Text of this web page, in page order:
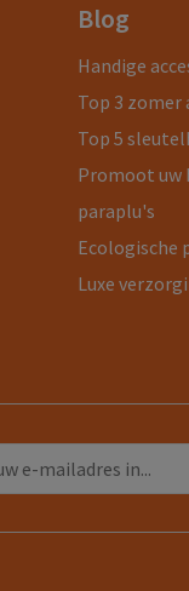
Blog
Handige
Top 3
Top 5
Promoot uw
paraplu's
Ecologische
Luxe